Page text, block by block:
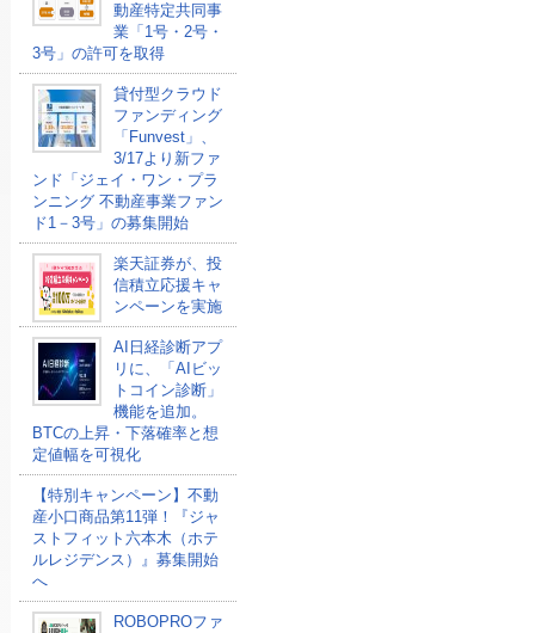
動産特定共同事
業「1号・2号・
3号」の許可を取得
貸付型クラウド
ファンディング
「Funvest」、
3/17より新ファ
ンド「ジェイ・ワン・プラ
ンニング 不動産事業ファン
ド1－3号」の募集開始
楽天証券が、投
信積立応援キャ
ンペーンを実施
AI日経診断アプ
リに、「AIビッ
トコイン診断」
機能を追加。
BTCの上昇・下落確率と想
定値幅を可視化
【特別キャンペーン】不動
産小口商品第11弾！『ジャ
ストフィット六本木（ホテ
ルレジデンス）』募集開始
へ
ROBOPROファ